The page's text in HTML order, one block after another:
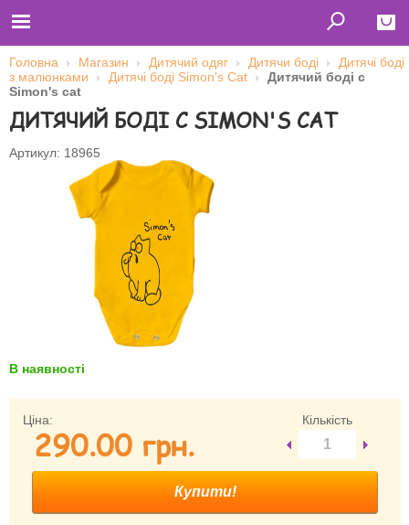
Главная
Футболки
Толстовки (кенгурушки)
Свитшоты
Оплата и доставка
Сотрудничество
Ім'я користувача
Забули свій пароль?
Забули своє Ім’я Користувача?
Зареєструватися
Головна Магазин Дитячий одяг Дитячи боді
Дитячі боді
з малюнками
Дитячі боді Simon's Cat
Дитячий боді с
Simon's cat
ДИТЯЧИЙ БОДІ С SIMON'S CAT
Артикул: 18965
В наявності
Ціна:
290.00 гpн.
Кількість